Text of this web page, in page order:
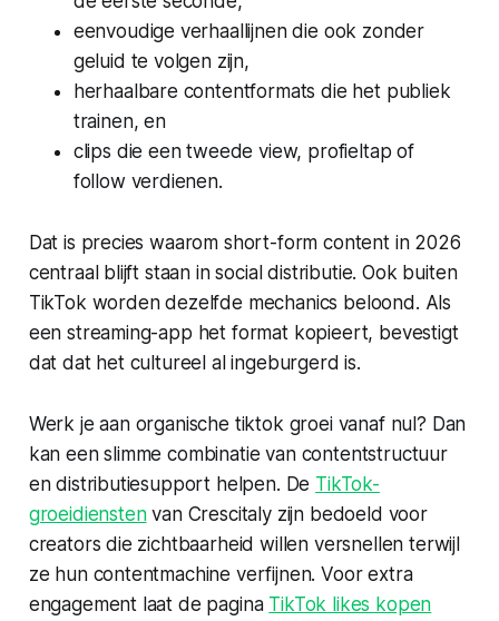
eenvoudige verhaallijnen die ook zonder
geluid te volgen zijn,
herhaalbare contentformats die het publiek
trainen, en
clips die een tweede view, profieltap of
follow verdienen.
Dat is precies waarom short-form content in 2026
centraal blijft staan in social distributie. Ook buiten
TikTok worden dezelfde mechanics beloond. Als
een streaming-app het format kopieert, bevestigt
dat dat het cultureel al ingeburgerd is.
Werk je aan organische tiktok groei vanaf nul? Dan
kan een slimme combinatie van contentstructuur
en distributiesupport helpen. De TikTok-
groeidienstenvan Crescitaly zijn bedoeld voor
creators die zichtbaarheid willen versnellen terwijl
ze hun contentmachine verfijnen. Voor extra
engagement laat de pagina TikTok likes kopen